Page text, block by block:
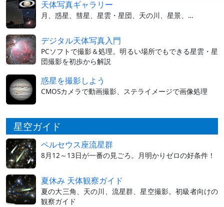
天体写真ギャラリー
月、惑星、彗星、星雲・星団、天の川、星景、…
デジタル天体写真入門
PCソフトで撮影＆処理。明るい場所でもできる星雲・星
団撮影を初歩から解説
惑星を撮影しよう
CMOSカメラで動画撮影、ステライメージで画像処理
星空ガイド
ペルセウス座流星群
8月12～13日が一番の見ごろ。月明かりゼロの好条件！
夏休み 天体観察ガイド
夏の大三角、天の川、流星群、星空撮影。初級者向けの
観察ガイド